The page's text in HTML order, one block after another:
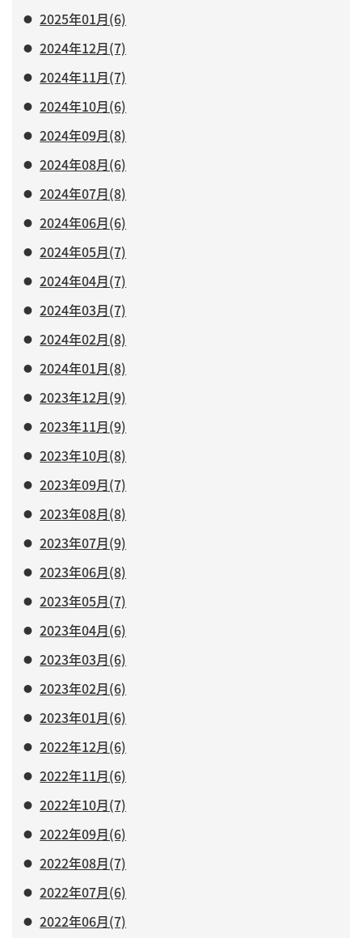
2025年01月(6)
2024年12月(7)
2024年11月(7)
2024年10月(6)
2024年09月(8)
2024年08月(6)
2024年07月(8)
2024年06月(6)
2024年05月(7)
2024年04月(7)
2024年03月(7)
2024年02月(8)
2024年01月(8)
2023年12月(9)
2023年11月(9)
2023年10月(8)
2023年09月(7)
2023年08月(8)
2023年07月(9)
2023年06月(8)
2023年05月(7)
2023年04月(6)
2023年03月(6)
2023年02月(6)
2023年01月(6)
2022年12月(6)
2022年11月(6)
2022年10月(7)
2022年09月(6)
2022年08月(7)
2022年07月(6)
2022年06月(7)